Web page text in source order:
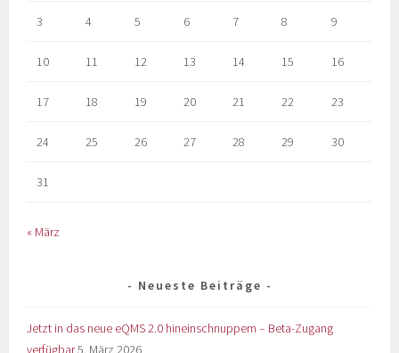
3 4 5 6 7 8 9
10 11 12 13 14 15 16
17 18 19 20 21 22 23
24 25 26 27 28 29 30
31
« März
Neueste Beiträge
Jetzt in das neue eQMS 2.0 hineinschnuppern – Beta-Zugang
verfügbar5. März 2026